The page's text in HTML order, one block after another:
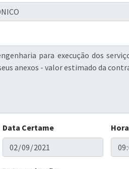
Data Certame Hora